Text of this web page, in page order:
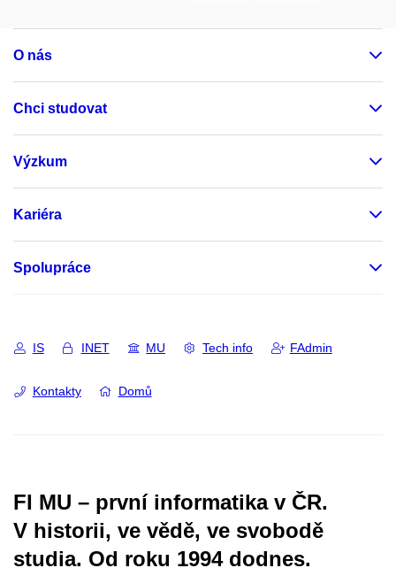
O nás
Chci studovat
Výzkum
Kariéra
Spolupráce
IS INET MU Tech info FAdmin
Kontakty Domů
FI MU – první informatika v ČR.
V historii, ve vědě, ve svobodě
studia. Od roku 1994 dodnes.